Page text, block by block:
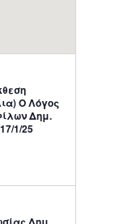
Ο Λόγος
Δημ.
1/25